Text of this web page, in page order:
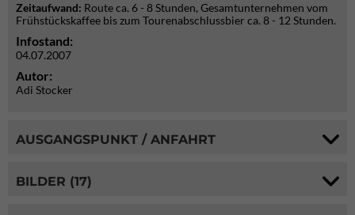
Zeitaufwand: Route ca. 6 - 8 Stunden, Gesamtunternehmen vom
Frühstückskaffee bis zum Tourenabschlussbier ca. 8 - 12 Stunden.
Infostand:
04.07.2007
Autor:
Adi Stocker
AUSGANGSPUNKT / ANFAHRT
BILDER (17)